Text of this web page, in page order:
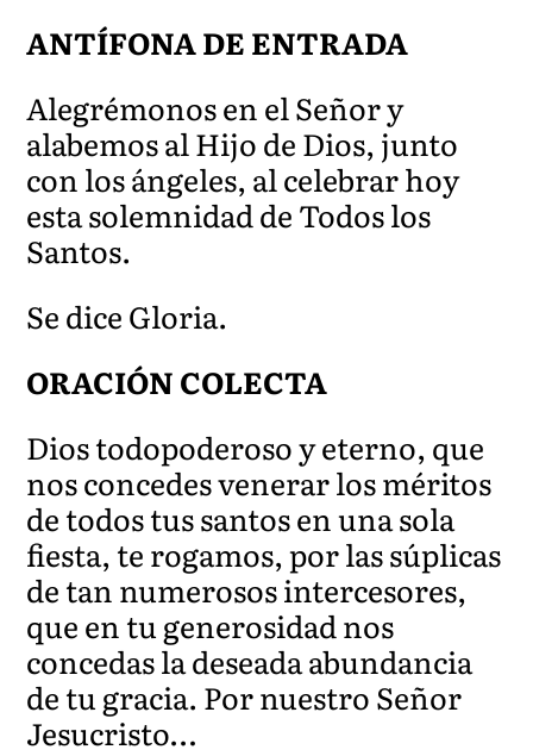
ANTÍFONA DE ENTRADA
Alegrémonos en el Señor y
alabemos al Hijo de Dios, junto
con los ángeles, al celebrar hoy
esta solemnidad de Todos los
Santos.
Se dice Gloria.
ORACIÓN COLECTA
Dios todopoderoso y eterno, que
nos concedes venerar los méritos
de todos tus santos en una sola
fiesta, te rogamos, por las súplicas
de tan numerosos intercesores,
que en tu generosidad nos
concedas la deseada abundancia
de tu gracia. Por nuestro Señor
Jesucristo…